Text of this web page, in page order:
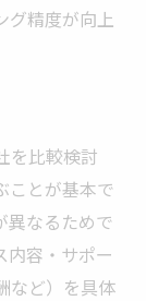
グ精度が向上
を比較検討
ことが基本で
異なるためで
内容・サポー
など）を具体